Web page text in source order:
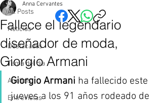
All Posts
Noticias
Destacados
Tema del dia
Analisis
Entrevistas
Fallece el legendario
diseñador de moda,
Giorgio Armani
Anna Cervantes
Giorgio Armani ha fallecido este
jueves a los 91 años rodeado de